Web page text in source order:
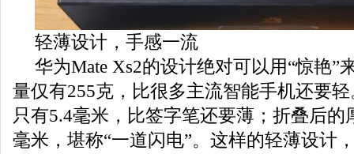
轻薄设计，手感一流
华为Mate Xs2的设计绝对可以用“惊艳”
量仅有255克，比很多主流智能手机还要
只有5.4毫米，比签字笔还要薄；折叠后的
毫米，堪称“一道闪电”。这样的轻薄设计